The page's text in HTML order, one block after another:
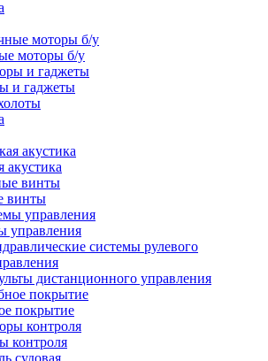
моторы б/у
и гаджеты
акустика
винты
управления
системы рулевого
дистанционного управления
покрытие
контроля